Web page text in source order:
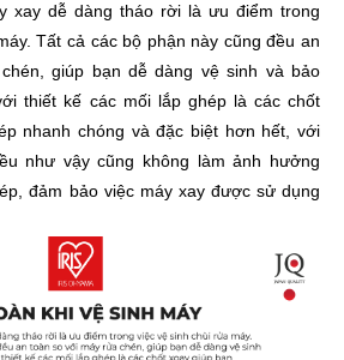
xay dễ dàng tháo rời là ưu điểm trong
Tất cả các bộ phận này cũng đều an
giúp bạn dễ dàng vệ sinh và bảo
thiết kế các mối lắp ghép là các chốt
nhanh chóng và đặc biệt hơn hết, với
như vậy cũng không làm ảnh hưởng
đảm bảo việc máy xay được sử dụng